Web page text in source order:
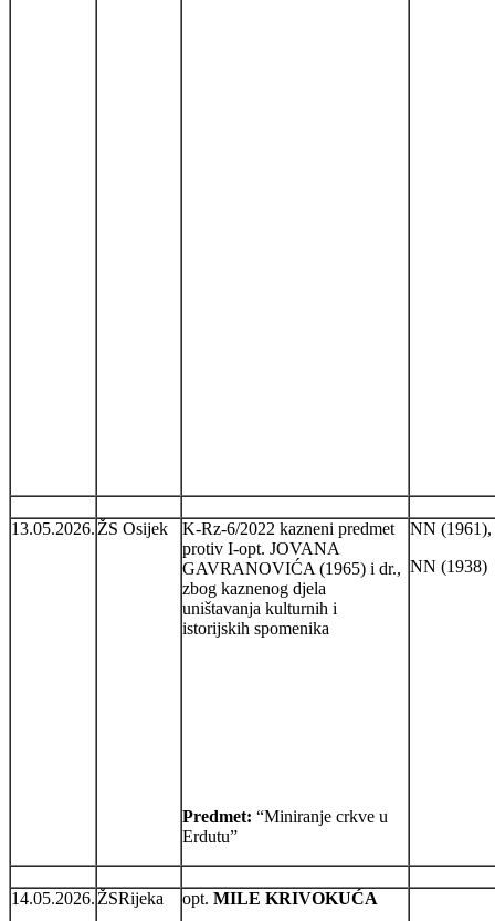
13.05.2026. ŽS Osijek
K-Rz-6/2022 kazneni predmet
protiv I-opt. JOVANA
GAVRANOVIĆA (1965) i dr.,
zbog kaznenog djela
uništavanja kulturnih i
istorijskih spomenika
Predmet: “Miniranje crkve u
Erdutu”
NN (1961),
NN (1938)
14.05.2026. ŽSRijeka opt. MILE KRIVOKUĆA